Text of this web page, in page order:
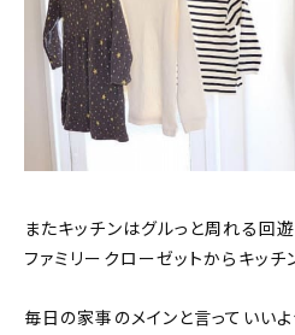
またキッチンはグルっと周れる回
ファミリークローゼットからキッチ
毎日の家事のメインと言っていい